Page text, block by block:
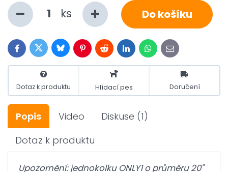
ks Do košíku
FacebookTwitterBlueskyPinterestRedditLinkedInWhatsApp
E-
mail
Dotaz k produktu Hlídací pes Doručení
Popis Video Diskuse (1)
Dotaz k produktu
Upozornění: jednokolku ONLY1 o průměru 20"